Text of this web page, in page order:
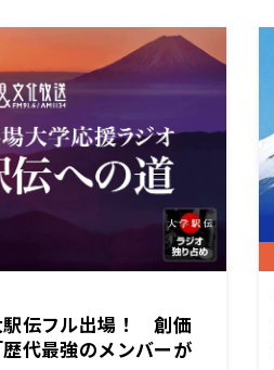
駅伝フル出場！ 創価
代最強のメンバーが